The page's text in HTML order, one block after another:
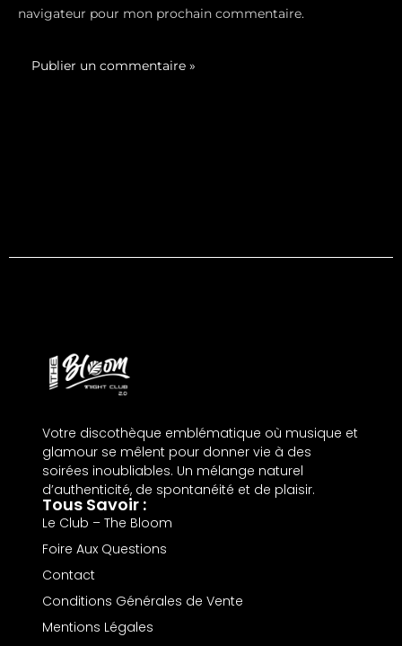
navigateur pour mon prochain commentaire.
Votre discothèque emblématique où musique et
glamour se mêlent pour donner vie à des
soirées inoubliables. Un mélange naturel
d’authenticité, de spontanéité et de plaisir.
Tous Savoir :
Le Club – The Bloom
Foire Aux Questions
Contact
Conditions Générales de Vente
Mentions Légales